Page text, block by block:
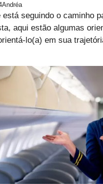
Andréa
está seguindo o caminho
aqui estão algumas
lo(a) em sua